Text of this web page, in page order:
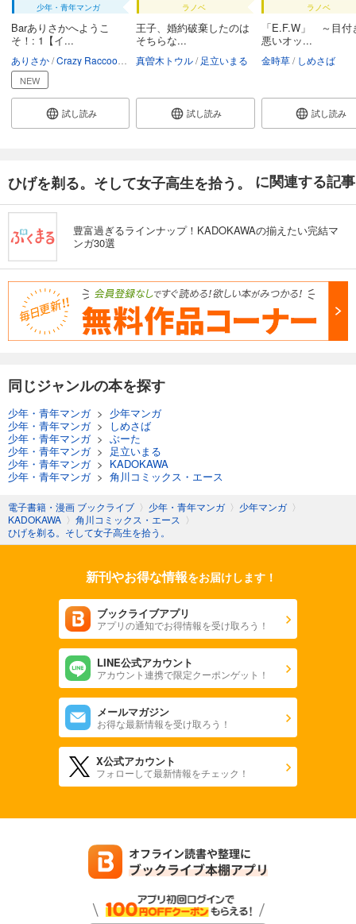
少年・青年マンガ
Barありさかへようこ
そ！: 1【イ...
ありさか Crazy Raccoon 足立いまる
NEW
試し読み
ラノベ
王子、婚約破棄したのは
そちらな...
真曽木トウル 足立いまる
試し読み
ラノベ
「E.F.W」 ～目付
悪いオッ...
金時草 しめさば
試し読み
ひげを剃る。そして女子高生を拾う。 に関連する記事
豊富過ぎるラインナップ！KADOKAWAの揃えたい完結マ
ンガ30選
同じジャンルの本を探す
少年・青年マンガ> 少年マンガ
少年・青年マンガ>
しめさば
少年・青年マンガ> ぶーた
少年・青年マンガ> 足立いまる
少年・青年マンガ> KADOKAWA
少年・青年マンガ> 角川コミックス・エース
電子書籍・漫画 ブックライブ 〉 少年・青年マンガ 〉 少年マンガ 〉
KADOKAWA 〉 角川コミックス・エース 〉
ひげを剃る。そして女子高生を拾う。
新刊やお得な情報をお届けします！
ブックライブアプリ
アプリの通知でお得情報を受け取ろう！
LINE公式アカウント
アカウント連携で限定クーポンゲット！
メールマガジン
お得な最新情報を受け取ろう！
X公式アカウント
フォローして最新情報をチェック！